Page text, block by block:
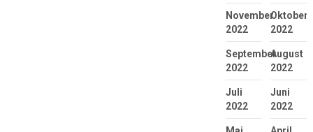
November
2022
Oktober
2022
September
2022
August
2022
Juli
2022
Juni
2022